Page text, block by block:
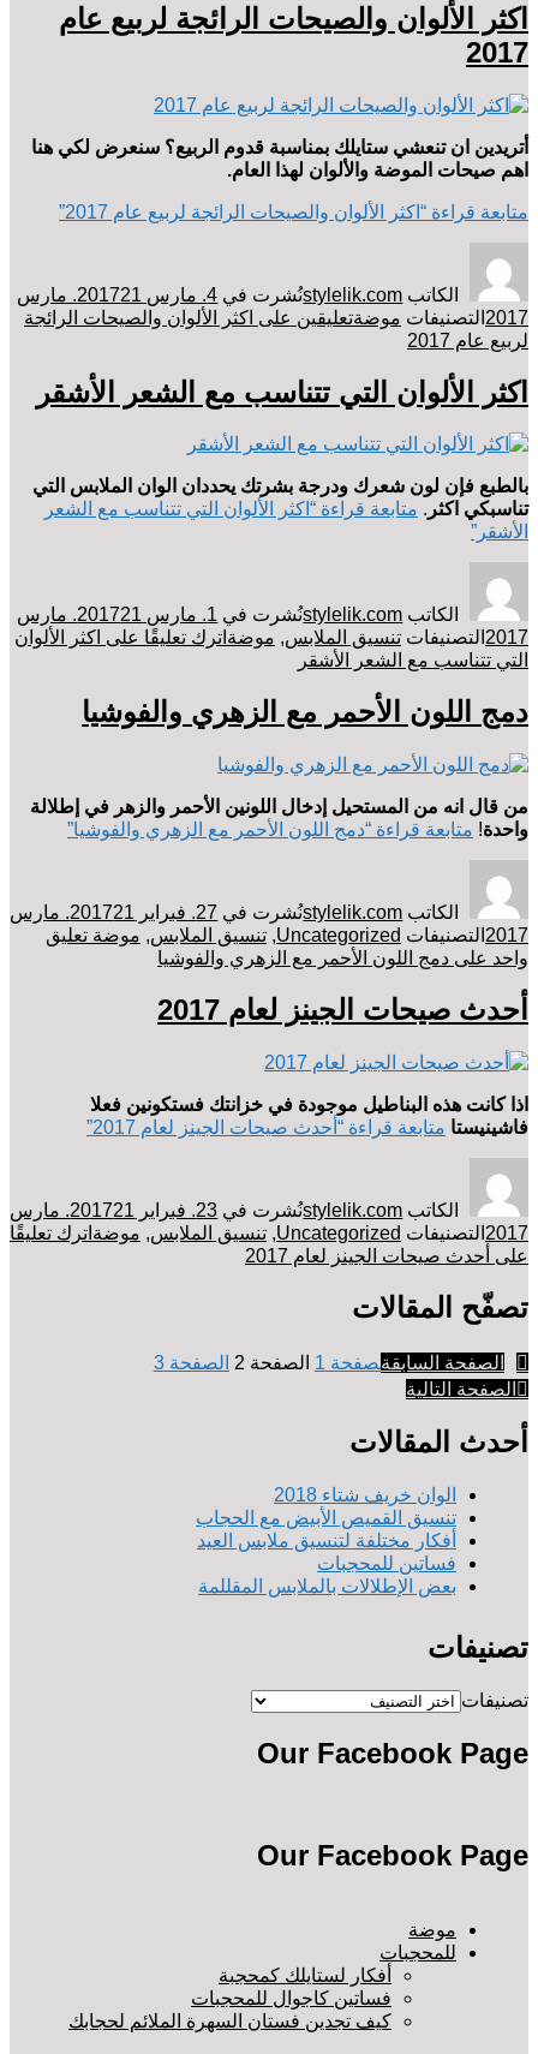
اكثر الألوان والصيحات الرائجة لربيع عام
2017
أتريدين ان تنعشي ستايلك بمناسبة قدوم الربيع؟ سنعرض لكي هنا
اهم صيحات الموضة والألوان لهذا العام.
متابعة قراءة “اكثر الألوان والصيحات الرائجة لربيع عام 2017”
الكاتب stylelik.comنُشرت في 4. مارس 2017
21. مارس
2017 التصنيفات موضةتعليقين على اكثر الألوان والصيحات الرائجة
لربيع عام 2017
اكثر الألوان التي تتناسب مع الشعر الأشقر
بالطبع فإن لون شعرك ودرجة بشرتك يحددان الوان الملابس التي
تناسبكي اكثر . متابعة قراءة “اكثر الألوان التي تتناسب مع الشعر
الأشقر”
الكاتب stylelik.comنُشرت في 1. مارس 2017
21. مارس
2017 التصنيفات تنسيق الملابس, موضة اترك تعليقًا على اكثر الألوان
التي تتناسب مع الشعر الأشقر
دمج اللون الأحمر مع الزهري والفوشيا
من قال انه من المستحيل إدخال اللونين الأحمر والزهر في إطلالة
واحدة! متابعة قراءة “دمج اللون الأحمر مع الزهري والفوشيا”
الكاتب stylelik.comنُشرت في 27. فبراير 2017
21. مارس
2017 التصنيفات Uncategorized
, تنسيق الملابس, موضة تعليق
واحد على دمج اللون الأحمر مع الزهري والفوشيا
أحدث صيحات الجينز لعام 2017
اذا كانت هذه البناطيل موجودة في خزانتك فستكونين فعلا
فاشينيستا متابعة قراءة “أحدث صيحات الجينز لعام 2017”
الكاتب stylelik.comنُشرت في 23. فبراير 2017
21. مارس
2017 التصنيفات Uncategorized
, تنسيق الملابس, موضة اترك تعليقًا
على أحدث صيحات الجينز لعام 2017
تصفّح المقالات
الصفحة السابقةالصفحة 1 الصفحة 2 الصفحة3
الصفحة التالية
أحدث المقالات
الوان خريف شتاء 2018
تنسيق القميص الأبيض مع الحجاب
أفكار مختلفة لتنسيق ملابس العيد
فساتين للمحجبات
بعض الإطلالات بالملابس المقللمة
تصنيفات
تصنيفات
Our Facebook Page
Our Facebook Page
موضة
للمحجبات
أفكار لستايلك كمحجبة
فساتين كاجوال للمحجبات
كيف تجدين فستان السهرة الملائم لحجابك